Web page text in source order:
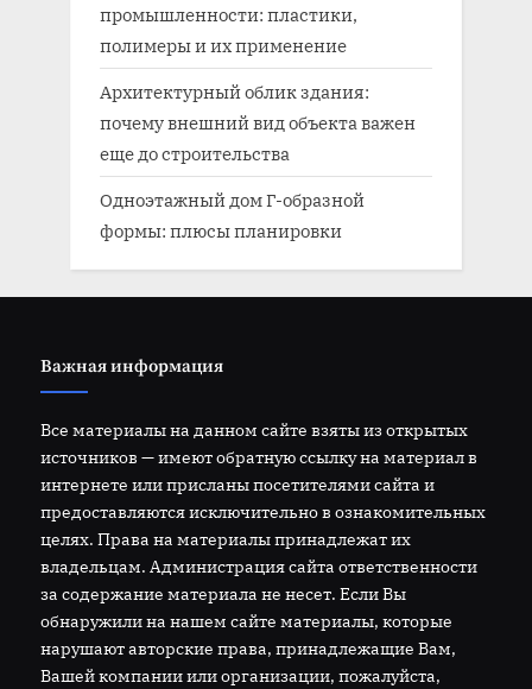
промышленности: пластики,
полимеры и их применение
Архитектурный облик здания:
почему внешний вид объекта важен
еще до строительства
Одноэтажный дом Г-образной
формы: плюсы планировки
Важная информация
Все материалы на данном сайте взяты из открытых
источников — имеют обратную ссылку на материал в
интернете или присланы посетителями сайта и
предоставляются исключительно в ознакомительных
целях. Права на материалы принадлежат их
владельцам. Администрация сайта ответственности
за содержание материала не несет. Если Вы
обнаружили на нашем сайте материалы, которые
нарушают авторские права, принадлежащие Вам,
Вашей компании или организации, пожалуйста,